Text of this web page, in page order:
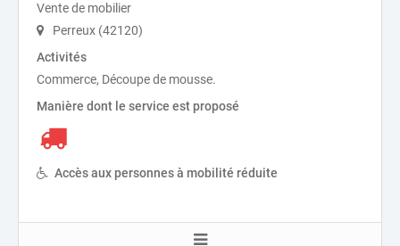
Vente de mobilier
Perreux (42120)
Activités
Commerce, Découpe de mousse.
Manière dont le service est proposé
Accès aux personnes à mobilité réduite